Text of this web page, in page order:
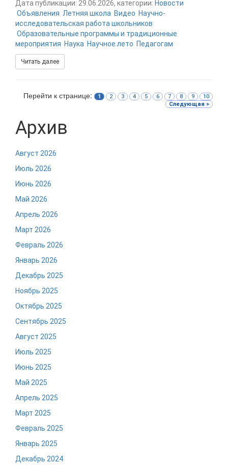
Дата публикации: 29.06.2026, категории: Новости
Объявления Летняя школа Видео Научно-
исследовательская работа школьников
Образовательные программы и традиционные
мероприятия Наука Научное лето Педагогам
Читать далее
Перейти к странице: 1 2 3 4 5 6 7 8 9
10
Следующая >
Архив
Август 2026
Июль 2026
Июнь 2026
Май 2026
Апрель 2026
Март 2026
Февраль 2026
Январь 2026
Декабрь 2025
Ноябрь 2025
Октябрь 2025
Сентябрь 2025
Август 2025
Июль 2025
Июнь 2025
Май 2025
Апрель 2025
Март 2025
Февраль 2025
Январь 2025
Декабрь 2024